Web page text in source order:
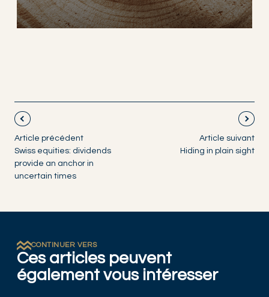
Article précédent
Swiss equities: dividends
provide an anchor in
uncertain times
Article suivant
Hiding in plain sight
CONTINUER VERS
Ces articles peuvent
également vous intéresser